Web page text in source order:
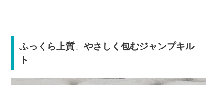
ふっくら上質、やさしく包むジャンプキル
ト